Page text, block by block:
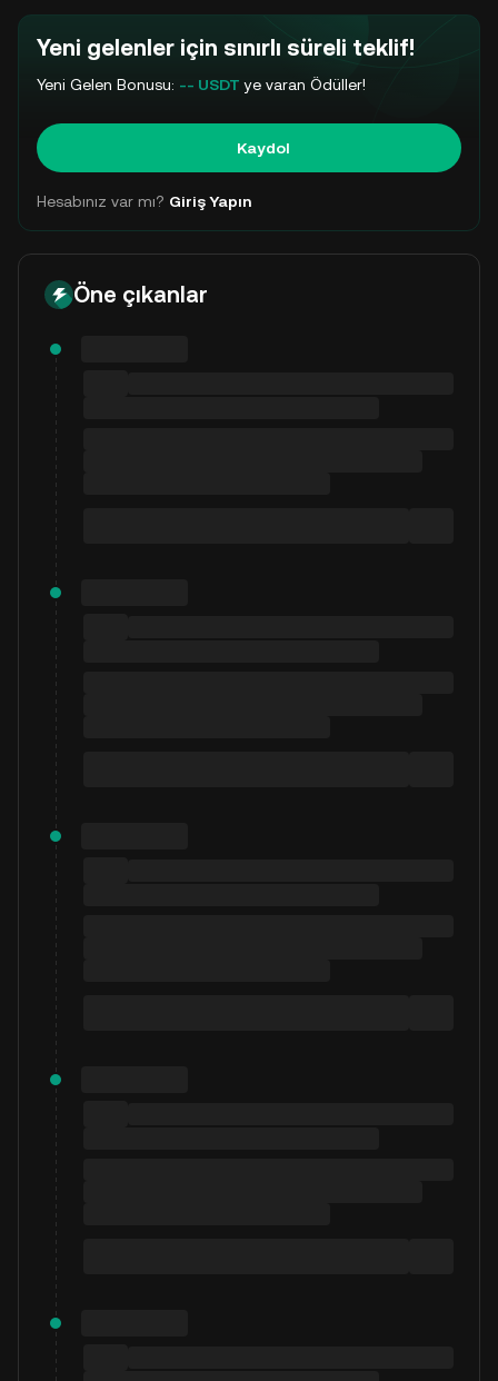
Yeni gelenler için sınırlı süreli teklif!
Yeni Gelen Bonusu: -- USDT ye varan Ödüller!
Kaydol
Hesabınız var mı? Giriş Yapın
Öne çıkanlar